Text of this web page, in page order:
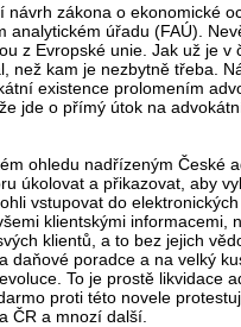
návrh zákona o ekonomické
analytickém úřadu (FAÚ).
z Evropské unie. Jak už je
než kam je nezbytně třeba.
existence prolomením
jde o přímý útok na
ohledu nadřízeným České
úkolovat a přikazovat, aby
vstupovat do
klientskými informacemi,
klientů, a to bez jejich
daňové poradce a na velký
To je prostě likvidace
proti této novele
ČR a mnozí další.